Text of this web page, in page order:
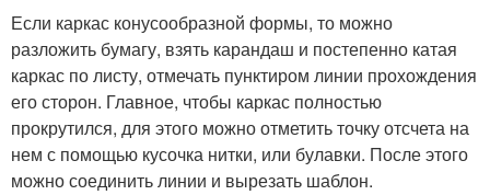
Если каркас конусообразной формы, то можно
разложить бумагу, взять карандаш и постепенно катая
каркас по листу, отмечать пунктиром линии прохождения
его сторон. Главное, чтобы каркас полностью
прокрутился, для этого можно отметить точку отсчета на
нем с помощью кусочка нитки, или булавки. После этого
можно соединить линии и вырезать шаблон.